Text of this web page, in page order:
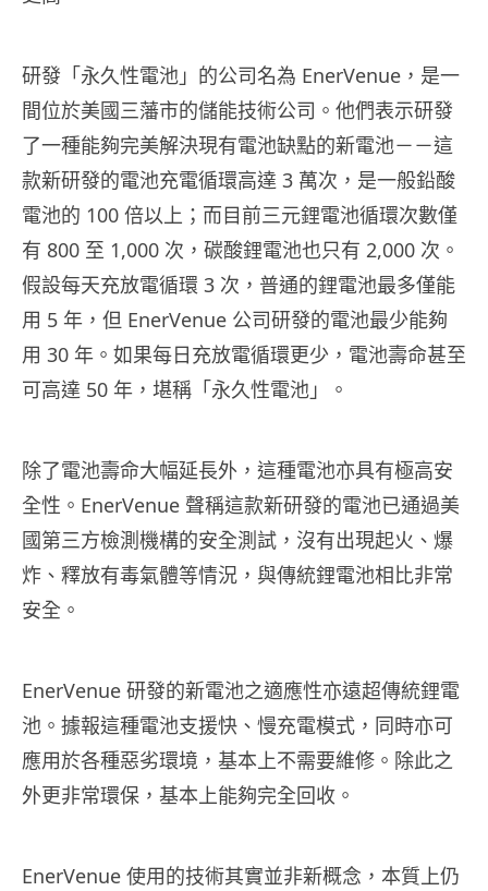
研發「永久性電池」的公司名為 EnerVenue，是一
間位於美國三藩市的儲能技術公司。他們表示研發
了一種能夠完美解決現有電池缺點的新電池－－這
款新研發的電池充電循環高達 3 萬次，是一般鉛酸
電池的 100 倍以上；而目前三元鋰電池循環次數僅
有 800 至 1,000 次，碳酸鋰電池也只有 2,000 次。
假設每天充放電循環 3 次，普通的鋰電池最多僅能
用 5 年，但 EnerVenue 公司研發的電池最少能夠
用 30 年。如果每日充放電循環更少，電池壽命甚至
可高達 50 年，堪稱「永久性電池」。
除了電池壽命大幅延長外，這種電池亦具有極高安
全性。EnerVenue 聲稱這款新研發的電池已通過美
國第三方檢測機構的安全測試，沒有出現起火、爆
炸、釋放有毒氣體等情況，與傳統鋰電池相比非常
安全。
EnerVenue 研發的新電池之適應性亦遠超傳統鋰電
池。據報這種電池支援快、慢充電模式，同時亦可
應用於各種惡劣環境，基本上不需要維修。除此之
外更非常環保，基本上能夠完全回收。
EnerVenue 使用的技術其實並非新概念，本質上仍